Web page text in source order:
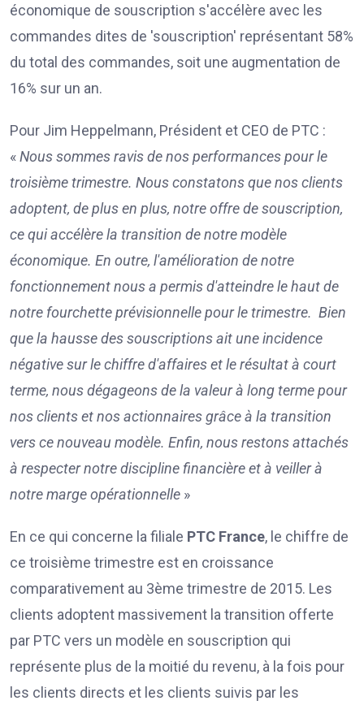
économique de souscription s'accélère avec les
commandes dites de 'souscription' représentant 58%
du total des commandes, soit une augmentation de
16% sur un an.
Pour Jim Heppelmann, Président et CEO de PTC :
«Nous sommes ravis de nos performances pour le
troisième trimestre. Nous constatons que nos clients
adoptent, de plus en plus, notre offre de souscription,
ce qui accélère la transition de notre modèle
économique. En outre, l'amélioration de notre
fonctionnement nous a permis d'atteindre le haut de
notre fourchette prévisionnelle pour le trimestre. Bien
que la hausse des souscriptions ait une incidence
négative sur le chiffre d'affaires et le résultat à court
terme, nous dégageons de la valeur à long terme pour
nos clients et nos actionnaires grâce à la transition
vers ce nouveau modèle. Enfin, nous restons attachés
à respecter notre discipline financière et à veiller à
notre marge opérationnelle »
En ce qui concerne la filiale PTC France, le chiffre de
ce troisième trimestre est en croissance
comparativement au 3ème trimestre de 2015. Les
clients adoptent massivement la transition offerte
par PTC vers un modèle en souscription qui
représente plus de la moitié du revenu, à la fois pour
les clients directs et les clients suivis par les